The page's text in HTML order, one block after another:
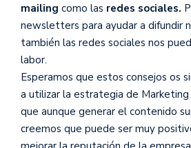
mailing como las redes sociales.
newsletters para ayudar a difundir
también las redes sociales nos
labor.
Esperamos que estos consejos os
a utilizar la estrategia de
que aunque generar el contenido
creemos que puede ser muy